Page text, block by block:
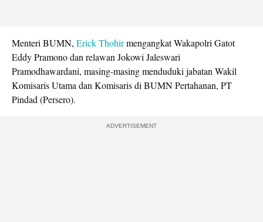
Menteri BUMN, Erick Thohirmengangkat Wakapolri Gatot
Eddy Pramono dan relawan Jokowi Jaleswari
Pramodhawardani, masing-masing menduduki jabatan Wakil
Komisaris Utama dan Komisaris di BUMN Pertahanan, PT
Pindad (Persero).
ADVERTISEMENT